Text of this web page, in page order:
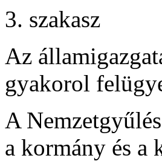
3. szakasz
Az
gyakorol
A
a kormány és a